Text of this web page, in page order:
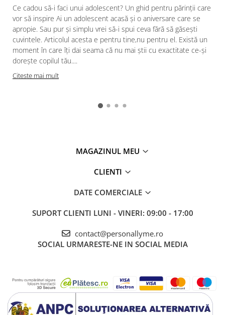
Ce cadou să-i faci unui adolescent? Un ghid pentru părinții care
vor să inspire Ai un adolescent acasă și o aniversare care se
apropie. Sau pur și simplu vrei să-i spui ceva fără să găsești
cuvintele. Articolul acesta e pentru tine,nu pentru el. Există un
moment în care îți dai seama că nu mai știi cu exactitate ce-și
dorește copilul tău....
Citeste mai mult
MAGAZINUL MEU
CLIENTI
DATE COMERCIALE
SUPORT CLIENTI LUNI - VINERI: 09:00 - 17:00
contact@personallyme.ro
SOCIAL URMARESTE-NE IN SOCIAL MEDIA